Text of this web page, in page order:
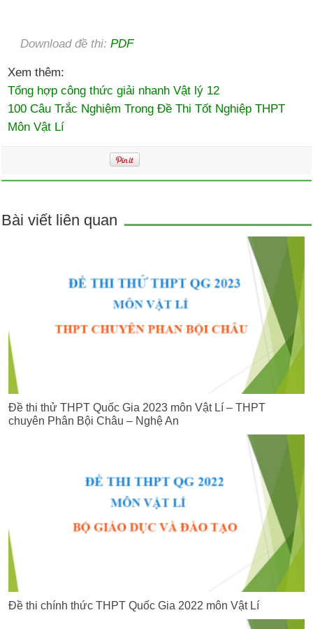
Download đề thi:PDF
Xem thêm:
Tổng hợp công thức giải nhanh Vật lý 12
100 Câu Trắc Nghiệm Trong Đề Thi Tốt Nghiệp THPT
Môn Vật Lí
Bài viết liên quan
Đề thi thử THPT Quốc Gia 2023 môn Vật Lí – THPT
chuyên Phân Bội Châu – Nghệ An
Đề thi chính thức THPT Quốc Gia 2022 môn Vật Lí